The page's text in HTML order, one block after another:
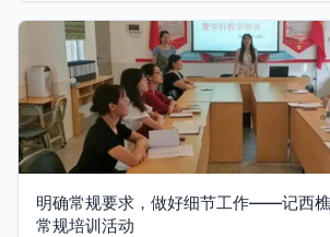
明确常规要求，做好细节工作——记西
常规培训活动